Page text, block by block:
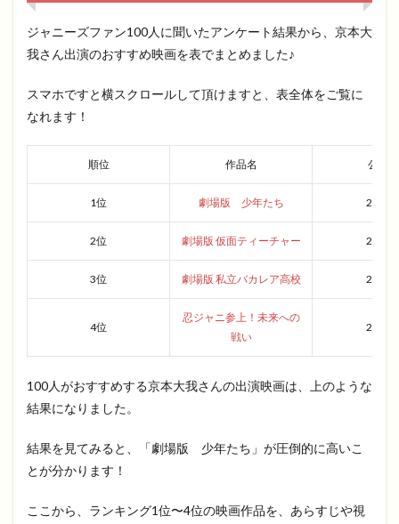
ジャニーズファン100人に聞いたアンケート結果から、京本大
我さん出演のおすすめ映画を表でまとめました♪
スマホですと横スクロールして頂けますと、表全体をご覧に
なれます！
順位 作品名 公開年
1位 劇場版 少年たち 2019
2位 劇場版 仮面ティーチャー 2014
3位 劇場版 私立バカレア高校 2012
4位
忍ジャニ参上！未来への
戦い
2014
100人がおすすめする京本大我さんの出演映画は、上のような
結果になりました。
結果を見てみると、「劇場版 少年たち」が圧倒的に高いこ
とが分かります！
ここから、ランキング1位〜4位の映画作品を、あらすじや視